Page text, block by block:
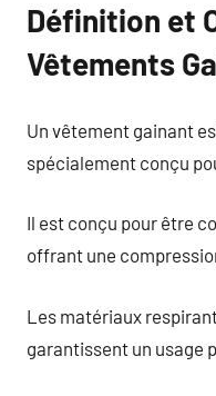
Définition et
Vêtements
Un vêtement gainant
spécialement conçu
Il est conçu pour être
offrant une
Les matériaux
garantissent un usage